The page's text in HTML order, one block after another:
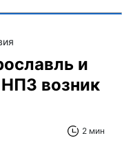
и
возник
2 мин